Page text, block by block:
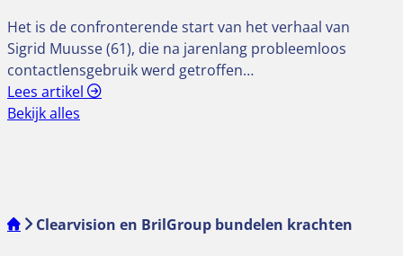
Het is de confronterende start van het verhaal van
Sigrid Muusse (61), die na jarenlang probleemloos
contactlensgebruik werd getroffen…
Lees artikel
Bekijk alles
Clearvision en BrilGroup bundelen krachten